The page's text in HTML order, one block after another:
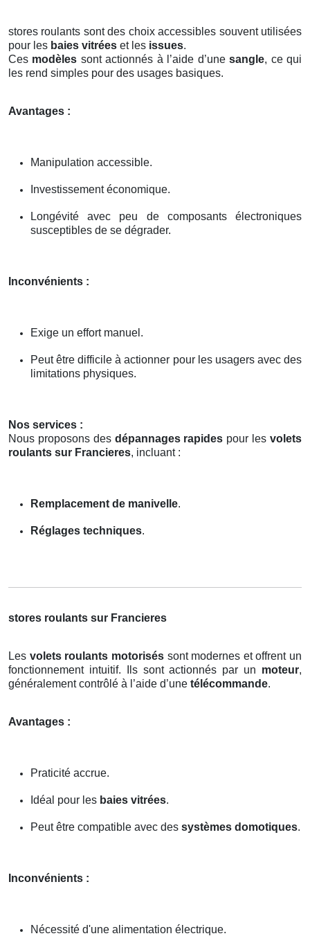
stores roulants sont des choix accessibles souvent utilisées
pour les baies vitrées et les issues.
Ces modèles sont actionnés à l’aide d’unesangle, ce qui
les rend simples pour des usages basiques.
Avantages :
Manipulation accessible.
Investissement économique.
Longévité avec peu de composants électroniques
susceptibles de se dégrader.
Inconvénients :
Exige un effort manuel.
Peut être difficile à actionner pour les usagers avec des
limitations physiques.
Nos services :
Nous proposons des dépannages rapides pour lesvolets
roulants sur Francieres, incluant :
Remplacement de manivelle.
Réglages techniques.
stores roulants sur Francieres
Les volets roulants motoriséssont modernes et offrent un
fonctionnement intuitif. Ils sont actionnés par un moteur,
généralement contrôlé à l’aide d’une télécommande.
Avantages :
Praticité accrue.
Idéal pour les baies vitrées.
Peut être compatible avec des systèmes domotiques.
Inconvénients :
Nécessité d'une alimentation électrique.